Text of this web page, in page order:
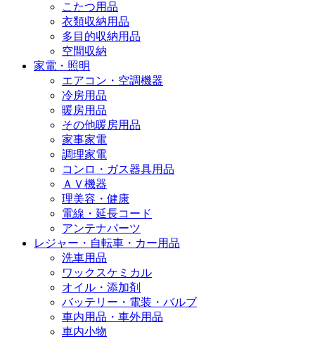
こたつ用品
衣類収納用品
多目的収納用品
空間収納
家電・照明
エアコン・空調機器
冷房用品
暖房用品
その他暖房用品
家事家電
調理家電
コンロ・ガス器具用品
ＡＶ機器
理美容・健康
電線・延長コード
アンテナパーツ
レジャー・自転車・カー用品
洗車用品
ワックスケミカル
オイル・添加剤
バッテリー・電装・バルブ
車内用品・車外用品
車内小物